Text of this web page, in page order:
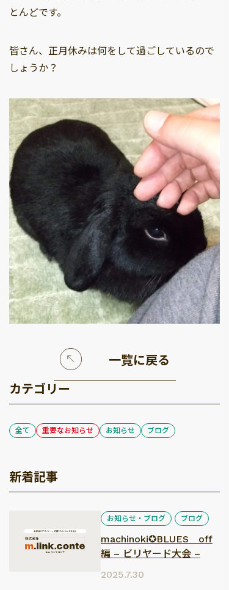
とんどです。
皆さん、正月休みは何をして過ごしているので
しょうか？
一覧に戻る
カテゴリー
全て 重要なお知らせ お知らせ ブログ
新着記事
machinoki✪BLUES off
編 – ビリヤード大会 –
お知らせ・ブログ ブログ
2025.7.30